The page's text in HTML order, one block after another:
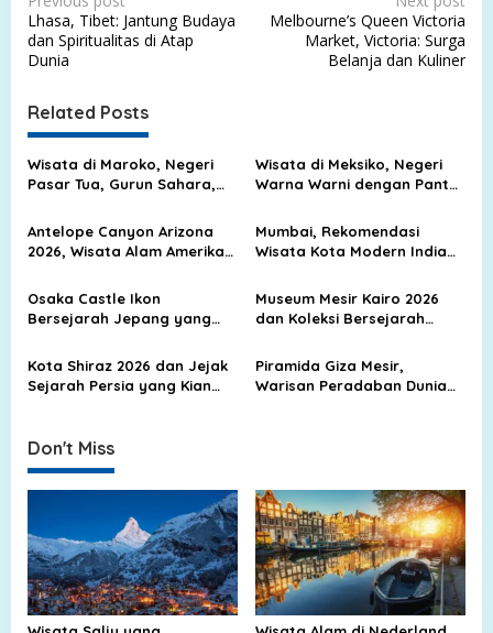
o
s
t
n
a
v
i
g
t
o
Lhasa, Tibet: Jantung Budaya
dan Spiritualitas di Atap
Dunia
Melbourne’s Queen Victoria
Market, Victoria: Surga
Belanja dan Kuliner
Related Posts
Wisata di Maroko, Negeri
Pasar Tua, Gurun Sahara,
Wisata di Meksiko, Negeri
Warna Warni dengan Pantai
Peradaban Kuno
Antelope Canyon Arizona
2026, Wisata Alam Amerika
Mumbai, Rekomendasi
Wisata Kota Modern India
Osaka Castle Ikon
Bersejarah Jepang yang
Museum Mesir Kairo 2026
dan Koleksi Bersejarah
Peradaban Modern
Kota Shiraz 2026 dan Jejak
Sejarah Persia yang Kian
Piramida Giza Mesir,
Warisan Peradaban Dunia
Don't Miss